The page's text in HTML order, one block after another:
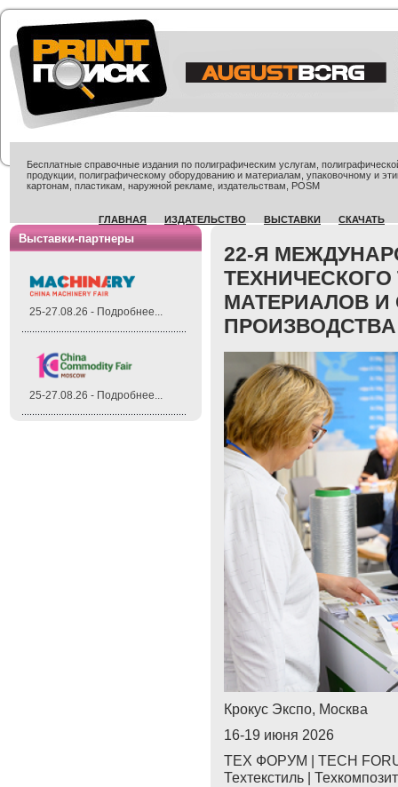
Бесплатные справочные издания по полиграфическим услугам,
продукции, полиграфическому оборудованию и материалам, упаковочному и
картонам, пластикам, наружной рекламе, издательствам, POSM
ГЛАВНАЯ ИЗДАТЕЛЬСТВО ВЫСТАВКИ СКАЧАТЬ
Выставки-партнеры
25-27.08.26 - Подробнее...
25-27.08.26 - Подробнее...
22-Я
МАТЕРИАЛОВ И
ПРОИЗВОДСТВА
Крокус Экспо, Москва
16-19 июня 2026
ТЕХ ФОРУМ | TECH
Техтекстиль |